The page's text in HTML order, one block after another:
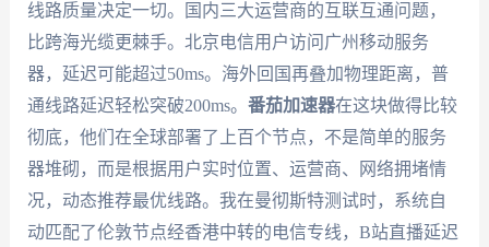
线路质量决定一切。国内三大运营商的互联互通问题，
比跨海光缆更棘手。北京电信用户访问广州移动服务
器，延迟可能超过50ms。海外回国再叠加物理距离，普
通线路延迟轻松突破200ms。 番茄加速器在这块做得比较
彻底，他们在全球部署了上百个节点，不是简单的服务
器堆砌，而是根据用户实时位置、运营商、网络拥堵情
况，动态推荐最优线路。我在曼彻斯特测试时，系统自
动匹配了伦敦节点经香港中转的电信专线，B站直播延迟